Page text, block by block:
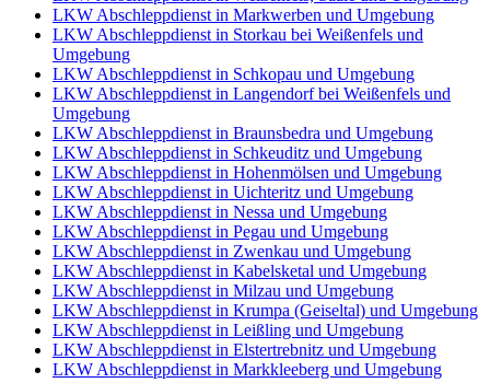
LKW Abschleppdienst in Markwerben und Umgebung
LKW Abschleppdienst in Storkau bei Weißenfels und
Umgebung
LKW Abschleppdienst in Schkopau und Umgebung
LKW Abschleppdienst in Langendorf bei Weißenfels und
Umgebung
LKW Abschleppdienst in Braunsbedra und Umgebung
LKW Abschleppdienst in Schkeuditz und Umgebung
LKW Abschleppdienst in Hohenmölsen und Umgebung
LKW Abschleppdienst in Uichteritz und Umgebung
LKW Abschleppdienst in Nessa und Umgebung
LKW Abschleppdienst in Pegau und Umgebung
LKW Abschleppdienst in Zwenkau und Umgebung
LKW Abschleppdienst in Kabelsketal und Umgebung
LKW Abschleppdienst in Milzau und Umgebung
LKW Abschleppdienst in Krumpa (Geiseltal) und Umgebung
LKW Abschleppdienst in Leißling und Umgebung
LKW Abschleppdienst in Elstertrebnitz und Umgebung
LKW Abschleppdienst in Markkleeberg und Umgebung